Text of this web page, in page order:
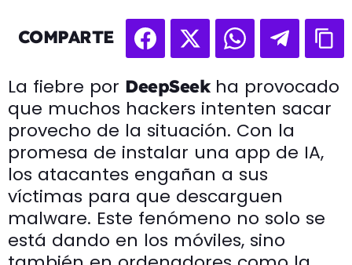
COMPARTE
La fiebre por DeepSeekha provocado
que muchos hackers intenten sacar
provecho de la situación. Con la
promesa de instalar una app de IA,
los atacantes engañan a sus
víctimas para que descarguen
malware. Este fenómeno no solo se
está dando en los móviles, sino